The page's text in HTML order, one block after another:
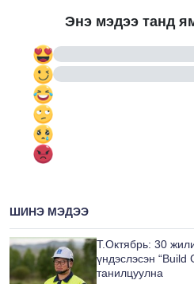
Энэ мэдээ танд
ШИНЭ МЭДЭЭ
Т.Октябрь: 30
үндэслэсэн “Build
танилцуулна